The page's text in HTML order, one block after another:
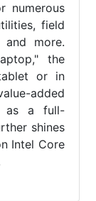
numerous
field
and more.
the
or in
added
as a full-
shines
Intel Core